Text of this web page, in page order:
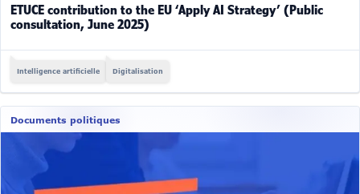
ETUCE contribution to the EU ‘Apply AI Strategy’ (Public
consultation, June 2025)
Intelligence artificielle Digitalisation
Documents politiques